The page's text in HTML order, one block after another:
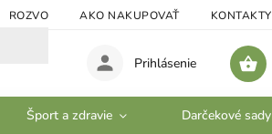
ROZVO AKO NAKUPOVAŤ KONTAKTY
Prihlásenie
Šport a zdravie Darčekové sady